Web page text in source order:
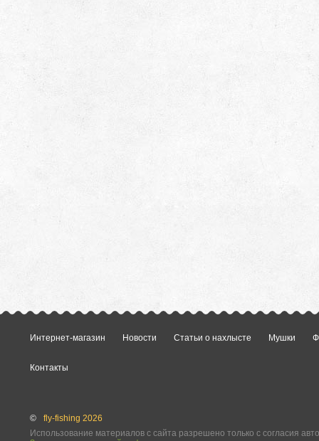
Интернет-магазин Новости Статьи о нахлысте Мушки
Контакты
©
fly-fishing 2026
Использование материалов с сайта разрешено только с согласия